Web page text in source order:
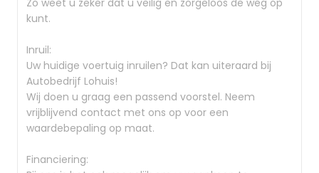
Zo weet u zeker dat u veilig en zorgeloos de weg op
kunt.
Inruil:
Uw huidige voertuig inruilen? Dat kan uiteraard bij
Autobedrijf Lohuis!
Wij doen u graag een passend voorstel. Neem
vrijblijvend contact met ons op voor een
waardebepaling op maat.
Financiering: